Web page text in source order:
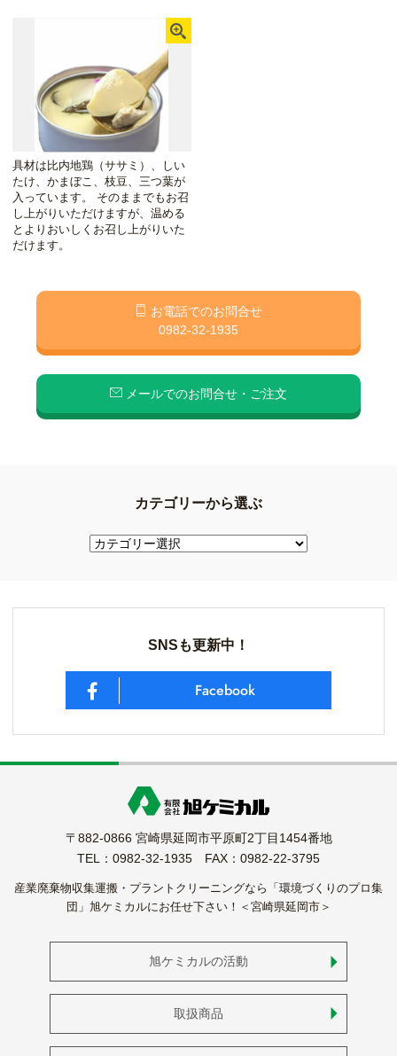
具材は比内地鶏（ササミ）、しい
たけ、かまぼこ、枝豆、三つ葉が
入っています。 そのままでもお召
し上がりいただけますが、温める
とよりおいしくお召し上がりいた
だけます。
お電話でのお問合せ
0982-32-1935
メールでのお問合せ・ご注文
カテゴリーから選ぶ
SNSも更新中！
Facebook
〒882-0866 宮崎県延岡市平原町2丁目1454番地
TEL：0982-32-1935 FAX：0982-22-3795
産業廃棄物収集運搬・プラントクリーニングなら「環境づくりのプロ集
団」旭ケミカルにお任せ下さい！＜宮崎県延岡市＞
旭ケミカルの活動
取扱商品